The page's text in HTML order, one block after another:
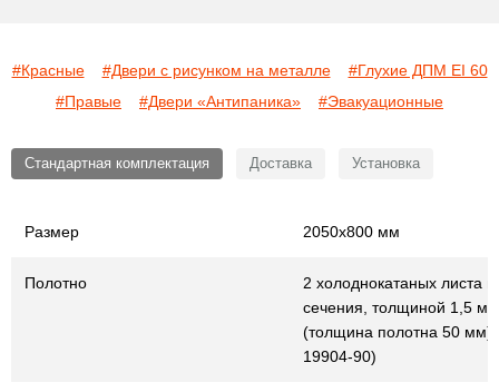
#Красные #Двери с рисунком на металле
#Глухие ДПМ EI 60
#Правые
#Двери «Антипаника» #Эвакуационные
Стандартная комплектация Доставка Установка
Размер 2050х800 мм
Полотно
2 холоднокатаных листа
сечения, толщиной 1,5 мм
(толщина полотна 50 мм)
19904-90)